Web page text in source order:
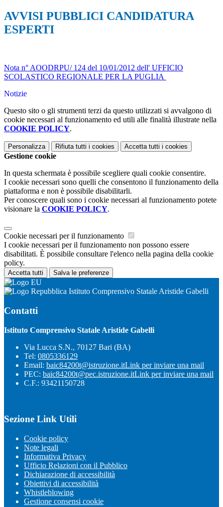
AVVISI PUBBLICI CANDIDATURA
ESPERTI
Nota n° AOODRPU/ 124 del 10/01/2012 dell' UFFICIO
SCOLASTICO REGIONALE PER LA PUGLIA
Notizie
Questo sito o gli strumenti terzi da questo utilizzati si avvalgono di
cookie necessari al funzionamento ed utili alle finalità illustrate nella
COOKIE POLICY.
Personalizza Rifiuta tutti i cookies Accetta tutti i cookies
Gestione cookie
In questa schermata è possibile scegliere quali cookie consentire.
I cookie necessari sono quelli che consentono il funzionamento della
piattaforma e non è possibile disabilitarli.
Per conoscere quali sono i cookie necessari al funzionamento potete
visionare la COOKIE POLICY.
Cookie necessari per il funzionamento
I cookie necessari per il funzionamento non possono essere
disabilitati. È possibile consultare l'elenco nella pagina della cookie
policy.
Accetta tutti Salva le preferenze
Istituto Comprensivo Statale Aristide Gabelli
Contatti
Istituto Comprensivo Statale Aristide Gabelli
Via Lucca S.N., 70127 Bari (BA)
Tel: 0805336129
Email: baic84200t@istruzione.itLink per inviare una mail
PEC: baic84200t@pec.istruzione.itLink per inviare una mail
C.F.: 93421150728
Sezione Link Utili
Cookie policy
Note legali
Informativa Privacy
Ufficio Relazioni con il Pubblico
Dichiarazione di accessibilità
Obiettivi di accessibilità
Whistleblowing
Gestione consensi cookie